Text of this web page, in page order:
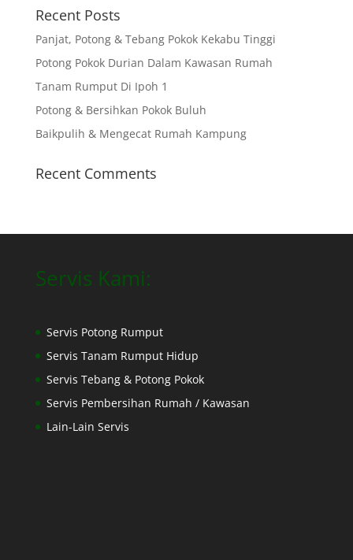
Recent Posts
Panjat, Potong & Tebang Pokok Kekabu Tinggi
Potong Pokok Durian Dalam Kawasan Rumah
Tanam Rumput Di Ipoh 1
Potong & Bersihkan Pokok Buluh
Baikpulih & Mengecat Rumah Kampung
Recent Comments
Servis Kami:
Servis Potong Rumput
Servis Tanam Rumput Hidup
Servis Tebang & Potong Pokok
Servis Pembersihan Rumah / Kawasan
Lain-Lain Servis